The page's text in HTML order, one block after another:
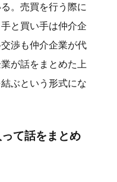
。売買を行う際に
と買い手は仲介企
渉も仲介企業が代
が話をまとめた上
ぶという形式にな
て話をまとめ